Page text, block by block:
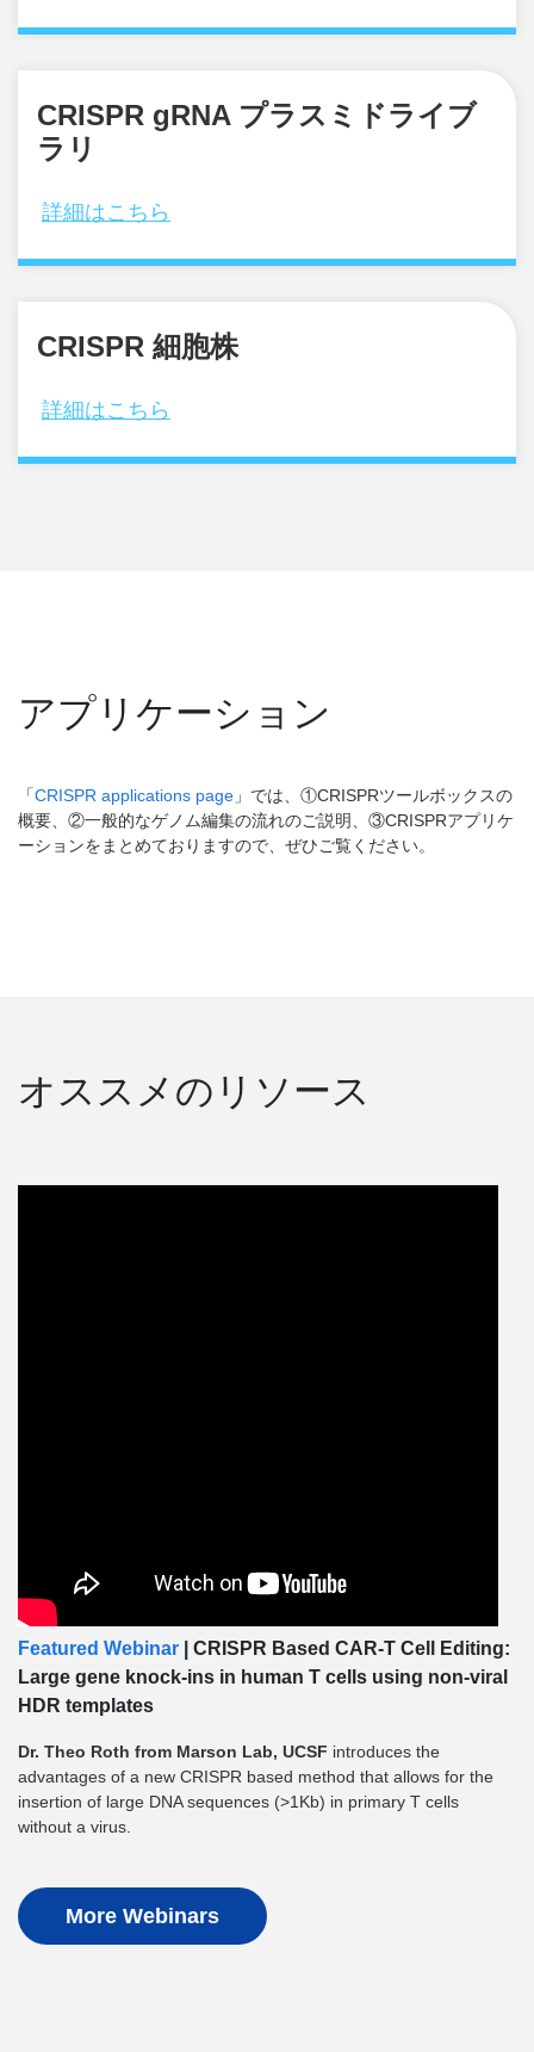
CRISPR gRNA プラスミドライブ
ラリ
詳細はこちら
CRISPR 細胞株
詳細はこちら
アプリケーション
「CRISPR applications page 」では、①CRISPRツールボックスの
概要、②一般的なゲノム編集の流れのご説明、③CRISPRアプリケ
ーションをまとめておりますので、ぜひご覧ください。
オススメのリソース
Featured Webinar | CRISPR Based CAR-T Cell Editing:
Large gene knock-ins in human T cells using non-viral
HDR templates
Dr. Theo Roth from Marson Lab, UCSF introduces the
advantages of a new CRISPR based method that allows for the
insertion of large DNA sequences (>1Kb) in primary T cells
without a virus.
More Webinars